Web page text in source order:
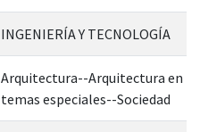
INGENIERÍA Y TECNOLOGÍA
Arquitectura--Arquitectura en
temas especiales--Sociedad